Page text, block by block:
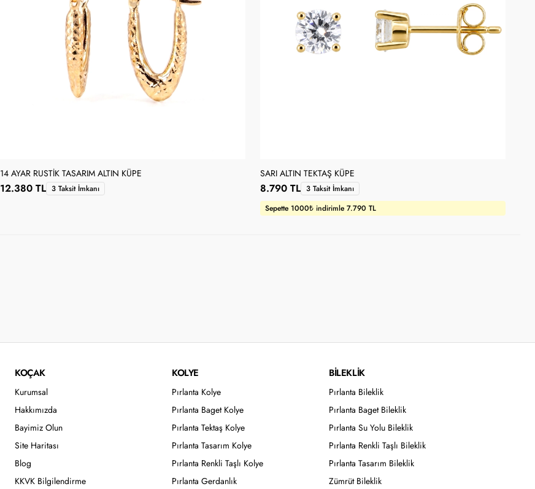
14 AYAR RUSTIK TASARIM ALTIN KÜPE
12.380 TL 3 Taksit İmkanı
SARI ALTIN TEKTAŞ KÜPE
Sepette 1000₺ indirimle 7.790 TL
8.790 TL 3 Taksit İmkanı
KOÇAK
Kurumsal
Hakkımızda
Bayimiz Olun
Site Haritası
Blog
KKVK Bilgilendirme
KOLYE
Pırlanta Kolye
Pırlanta Baget Kolye
Pırlanta Tektaş Kolye
Pırlanta Tasarım Kolye
Pırlanta Renkli Taşlı Kolye
Pırlanta Gerdanlık
BİLEKLİK
Pırlanta Bileklik
Pırlanta Baget Bileklik
Pırlanta Su Yolu Bileklik
Pırlanta Renkli Taşlı Bileklik
Pırlanta Tasarım Bileklik
Zümrüt Bileklik